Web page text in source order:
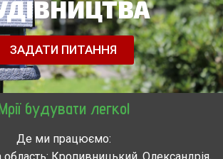
ЗАДАТИ ПИТАННЯ
будувати легко!
Де ми працюємо:
область: Кропивницький, Олександрія,